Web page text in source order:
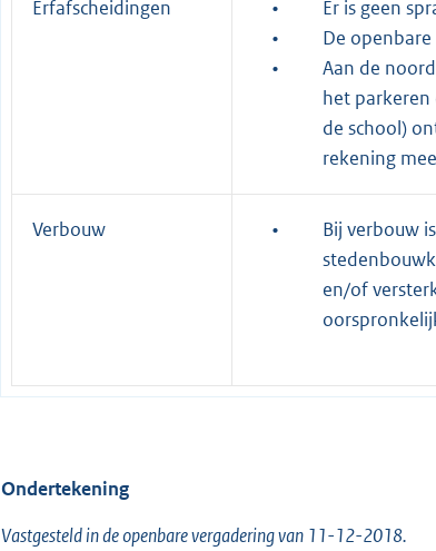
Erfafscheidingen •
Er is geen
•
De
•
Aan de
het
de school)
rekening
Verbouw •
Bij verbouw
en/of
Ondertekening
Vastgesteld in de openbare vergadering van 11-12-2018.